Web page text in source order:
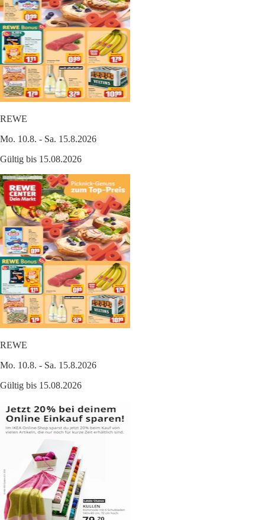
REWE
Mo. 10.8. - Sa. 15.8.2026
Gültig bis 15.08.2026
REWE
Mo. 10.8. - Sa. 15.8.2026
Gültig bis 15.08.2026